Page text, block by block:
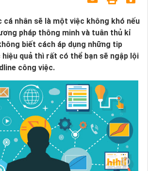
cá nhân sẽ là một việc không khó nếu
pháp thông minh và tuân thủ kỉ
biết cách áp dụng những tip
hiệu quả thì rất có thể bạn sẽ ngập lội
công việc.